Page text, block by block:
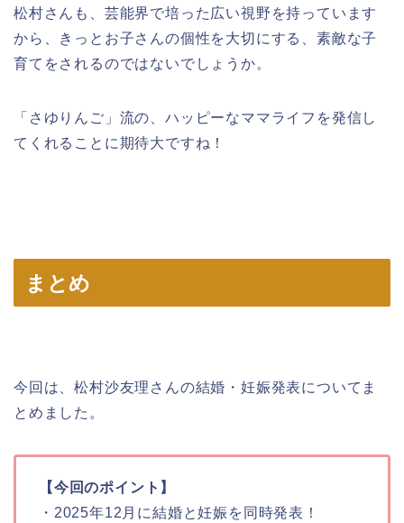
松村さんも、芸能界で培った広い視野を持っています
から、きっとお子さんの個性を大切にする、素敵な子
育てをされるのではないでしょうか。
「さゆりんご」流の、ハッピーなママライフを発信し
てくれることに期待大ですね！
まとめ
今回は、松村沙友理さんの結婚・妊娠発表についてま
とめました。
【今回のポイント】
・2025年12月に結婚と妊娠を同時発表！